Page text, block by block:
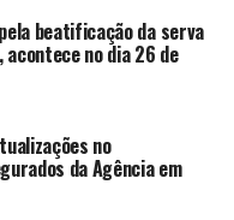
beatificação da serva
acontece no dia 26 de
no
da Agência em